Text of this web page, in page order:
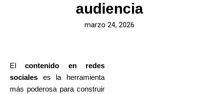
audiencia
marzo 24, 2026
Elcontenido en redes
sociales es la herramienta
más poderosa para construir